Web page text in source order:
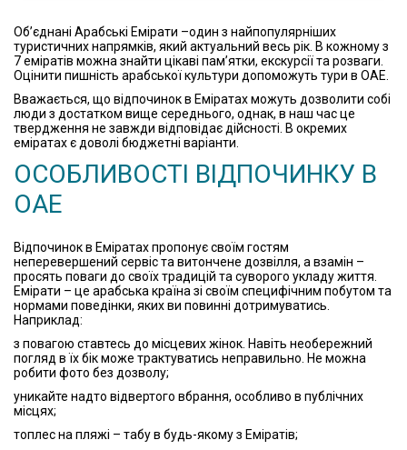
Об’єднані Арабські Емірати –один з найпопулярніших
туристичних напрямків, який актуальний весь рік. В кожному з
7 еміратів можна знайти цікаві пам’ятки, екскурсії та розваги.
Оцінити пишність арабської культури допоможуть тури в ОАЕ.
Вважається, що відпочинок в Еміратах можуть дозволити собі
люди з достатком вище середнього, однак, в наш час це
твердження не завжди відповідає дійсності. В окремих
еміратах є доволі бюджетні варіанти.
ОСОБЛИВОСТІ ВІДПОЧИНКУ В
ОАЕ
Відпочинок в Еміратах пропонує своїм гостям
неперевершений сервіс та витончене дозвілля, а взамін –
просять поваги до своїх традицій та суворого укладу життя.
Емірати – це арабська країна зі своїм специфічним побутом та
нормами поведінки, яких ви повинні дотримуватись.
Наприклад:
з повагою ставтесь до місцевих жінок. Навіть необережний
погляд в їх бік може трактуватись неправильно. Не можна
робити фото без дозволу;
уникайте надто відвертого вбрання, особливо в публічних
місцях;
топлес на пляжі – табу в будь-якому з Еміратів;